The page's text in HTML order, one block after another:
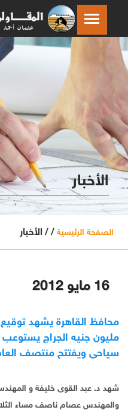
الأخبار
الصفحة الرئيسية / / الأخبار
16 مايو 2012
سياحى ويفتتح منتصف
شهد د. عبد القوى خليفة و